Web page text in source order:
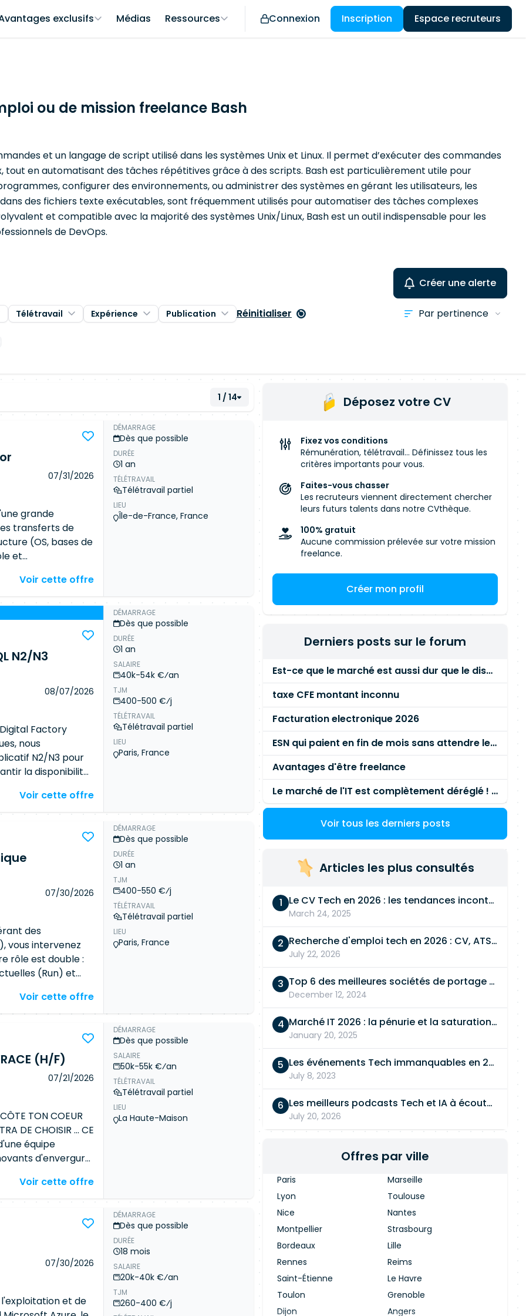
exclusifs Médias Ressources Connexion Inscription Espace recruteurs
ou de mission freelance Bash
et un langage de script utilisé dans les systèmes Unix et Linux. Il permet d’exécuter des commandes
tout en automatisant des tâches répétitives grâce à des scripts. Bash est particulièrement utile pour
configurer des environnements, ou administrer des systèmes en gérant les utilisateurs, les
des fichiers texte exécutables, sont fréquemment utilisés pour automatiser des tâches complexes
et compatible avec la majorité des systèmes Unix/Linux, Bash est un outil indispensable pour les
de DevOps.
Créer une alerte
Télétravail Expérience Publication Réinitialiser
1 / 14
07/31/2026
grande
transferts de
(OS, bases de
et
de scripts
dans
des systèmes
la cohérence, la
Voir cette offre
DÉMARRAGE
Dès que possible
DURÉE
1 an
TÉLÉTRAVAIL
Télétravail partiel
LIEU
Île-de-France, France
N2/N3
08/07/2026
Factory
nous
N2/N3 pour
la disponibilité
technique sur
Assurer le
incidents
les
Participer
de support.
technique.
et de
afin
Voir cette offre
DÉMARRAGE
Dès que possible
DURÉE
1 an
SALAIRE
40k-54k €⁄an
TJM
400-500 €⁄j
TÉLÉTRAVAIL
Télétravail partiel
LIEU
Paris, France
07/30/2026
des
vous intervenez
rôle est double :
(Run) et
Concevoir et
en Condition
de niveau 3 sur
Scripting &
scripts de
du langage Perl
existant, en
des Accès :
(OpenSSH,
Voir cette offre
DÉMARRAGE
Dès que possible
DURÉE
1 an
TJM
400-550 €⁄j
TÉLÉTRAVAIL
Télétravail partiel
LIEU
Paris, France
(H/F)
07/21/2026
TON COEUR
DE CHOISIR ... CE
équipe
d'envergure
toi.Au sein d'un
dans des
cloud public)
techniques, tu
tu définiras
tu laisseras Ton
de pilotage, tu
Voir cette offre
DÉMARRAGE
Dès que possible
SALAIRE
50k-55k €⁄an
TÉLÉTRAVAIL
Télétravail partiel
LIEU
La Haute-Maison
07/30/2026
et de
DÉMARRAGE
Dès que possible
DURÉE
18 mois
SALAIRE
20k-40k €⁄an
TJM
260-400 €⁄j
Déposez votre CV
Fixez vos conditions
Rémunération, télétravail... Définissez tous les
critères importants pour vous.
Faites-vous chasser
Les recruteurs viennent directement chercher
leurs futurs talents dans notre CVthèque.
100% gratuit
Aucune commission prélevée sur votre mission
freelance.
Créer mon profil
Derniers posts sur le forum
Est-ce que le marché est aussi dur que le disent les commerciaux ?
taxe CFE montant inconnu
Facturation electronique 2026
ESN qui paient en fin de mois sans attendre le paiement client ?
Avantages d'être freelance
Le marché de l'IT est complètement déréglé ! STOP à cette mascarade ! Il faut s'unir et résister !
Voir tous les derniers posts
Articles les plus consultés
Le CV Tech en 2026 : les tendances incontournables
March 24, 2025
Recherche d'emploi tech en 2026 : CV, ATS, entretien… On vous dit tout
July 22, 2026
Top 6 des meilleures sociétés de portage salarial
December 12, 2024
Marché IT 2026 : la pénurie et la saturation, en même temps
January 20, 2025
Les événements Tech immanquables en 2026
July 8, 2023
Les meilleurs podcasts Tech et IA à écouter en 2026
July 20, 2026
Offres par ville
Paris
Marseille
Lyon
Toulouse
Nice
Nantes
Montpellier
Strasbourg
Bordeaux
Lille
Rennes
Reims
Saint-Étienne
Le Havre
Toulon
Grenoble
Dijon
Angers